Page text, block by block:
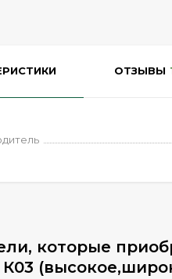
ОТЗЫВЫ
которые